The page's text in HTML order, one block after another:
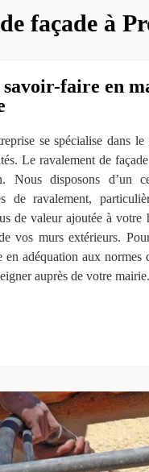
façade à
faire en
se spécialise dans
Le ravalement de
Nous disposons d’un
de ravalement,
de valeur ajoutée à votre
vos murs extérieurs.
en adéquation aux normes
auprès de votre mairie.